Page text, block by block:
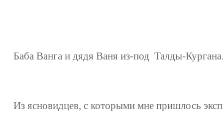
Баба Ванга и дядя Ваня из-под Талды-
Из ясновидцев, с которыми мне пришлось